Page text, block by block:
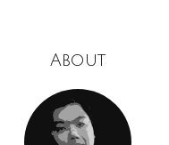
About